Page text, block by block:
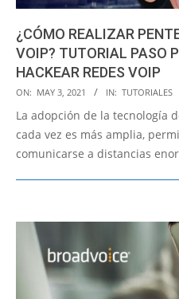
¿CÓMO REALIZAR
VOIP? TUTORIAL PASO
HACKEAR REDES VOIP
2021-
05-
03
ON: MAY 3, 2021 IN: TUTORIALES
La adopción de la tecnología
cada vez es más amplia,
comunicarse a distancias